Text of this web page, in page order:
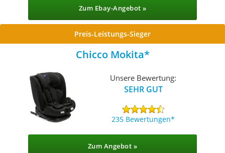
Zum Ebay-Angebot »
Preis-Leistungs-Sieger
Chicco Mokita
Unsere Bewertung:
SEHR GUT
235 Bewertungen
Zum Angebot »